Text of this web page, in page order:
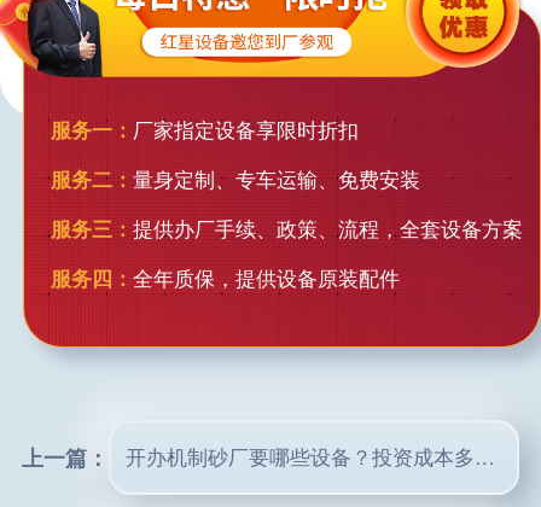
服务一： 厂家指定设备享限时折扣
服务二： 量身定制、专车运输、免费安装
服务三： 提供办厂手续、政策、流程，全套设备方案
服务四： 全年质保，提供设备原装配件
上一篇： 开办机制砂厂要哪些设备？投资成本多少？